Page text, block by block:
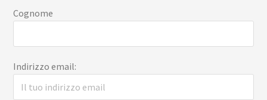
Cognome
Indirizzo email: